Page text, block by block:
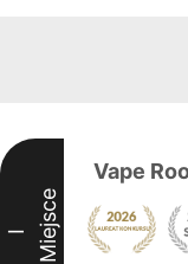
I Miejsce
Vape